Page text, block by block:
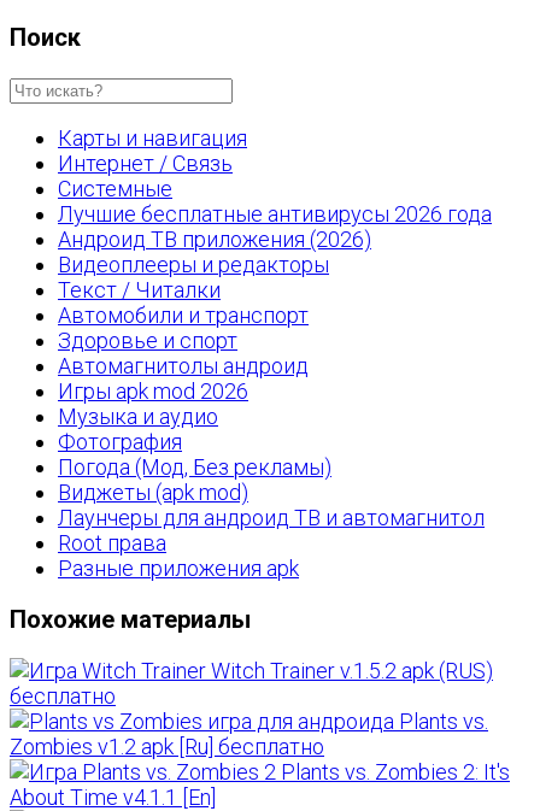
Поиск
Карты и навигация
Интернет / Связь
Системные
Лучшие бесплатные антивирусы 2026 года
Андроид ТВ приложения (2026)
Видеоплееры и редакторы
Текст / Читалки
Автомобили и транспорт
Здоровье и спорт
Автомагнитолы андроид
Игры apk mod 2026
Музыка и аудио
Фотография
Погода (Мод, Без рекламы)
Виджеты (apk mod)
Лаунчеры для андроид ТВ и автомагнитол
Root права
Разные приложения apk
Похожие материалы
Witch Trainer v.1.5.2 apk (RUS)
бесплатно
Plants vs.
Zombies v1.2 apk [Ru] бесплатно
Plants vs. Zombies 2: It's
About Time v4.1.1 [En]